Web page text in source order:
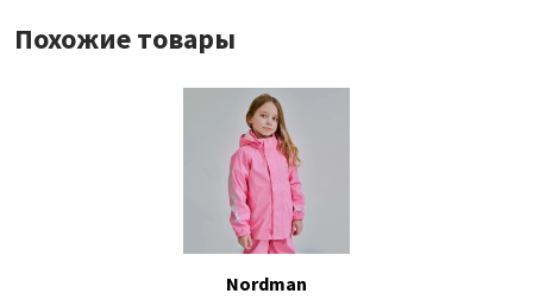
Похожие товары
Nordman